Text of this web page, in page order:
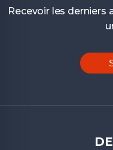
Recevoir les derniers